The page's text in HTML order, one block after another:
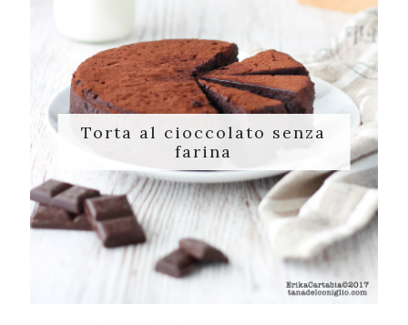
Torta al cioccolato senza
farina